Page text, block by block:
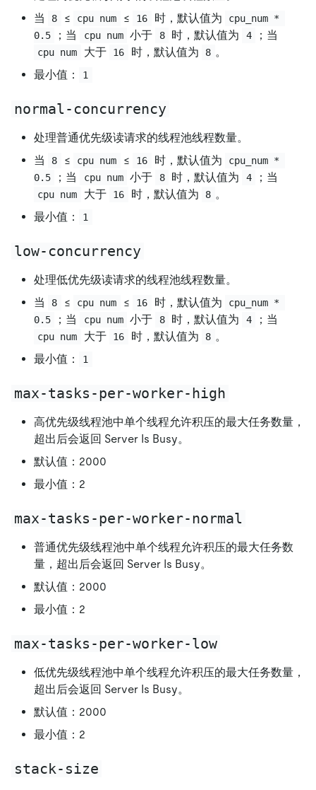
当
8 ≤ cpu num ≤ 16 时，默认值为
cpu_num *
0.5
；当 cpu num 小于 8 时，默认值为 4 ；当
cpu num 大于 16 时，默认值为 8 。
最小值：
1
normal-concurrency
处理普通优先级读请求的线程池线程数量。
当
8 ≤ cpu num ≤ 16 时，默认值为
cpu_num *
0.5
；当 cpu num 小于 8 时，默认值为 4 ；当
cpu num 大于 16 时，默认值为 8 。
最小值：
1
low-concurrency
处理低优先级读请求的线程池线程数量。
当
8 ≤ cpu num ≤ 16 时，默认值为
cpu_num *
0.5
；当 cpu num 小于 8 时，默认值为 4 ；当
cpu num 大于 16 时，默认值为 8 。
最小值：
1
max-tasks-per-worker-high
高优先级线程池中单个线程允许积压的最大任务数量，
超出后会返回 Server Is Busy。
默认值：2000
最小值：2
max-tasks-per-worker-normal
普通优先级线程池中单个线程允许积压的最大任务数
量，超出后会返回 Server Is Busy。
默认值：2000
最小值：2
max-tasks-per-worker-low
低优先级线程池中单个线程允许积压的最大任务数量，
超出后会返回 Server Is Busy。
默认值：2000
最小值：2
stack-size